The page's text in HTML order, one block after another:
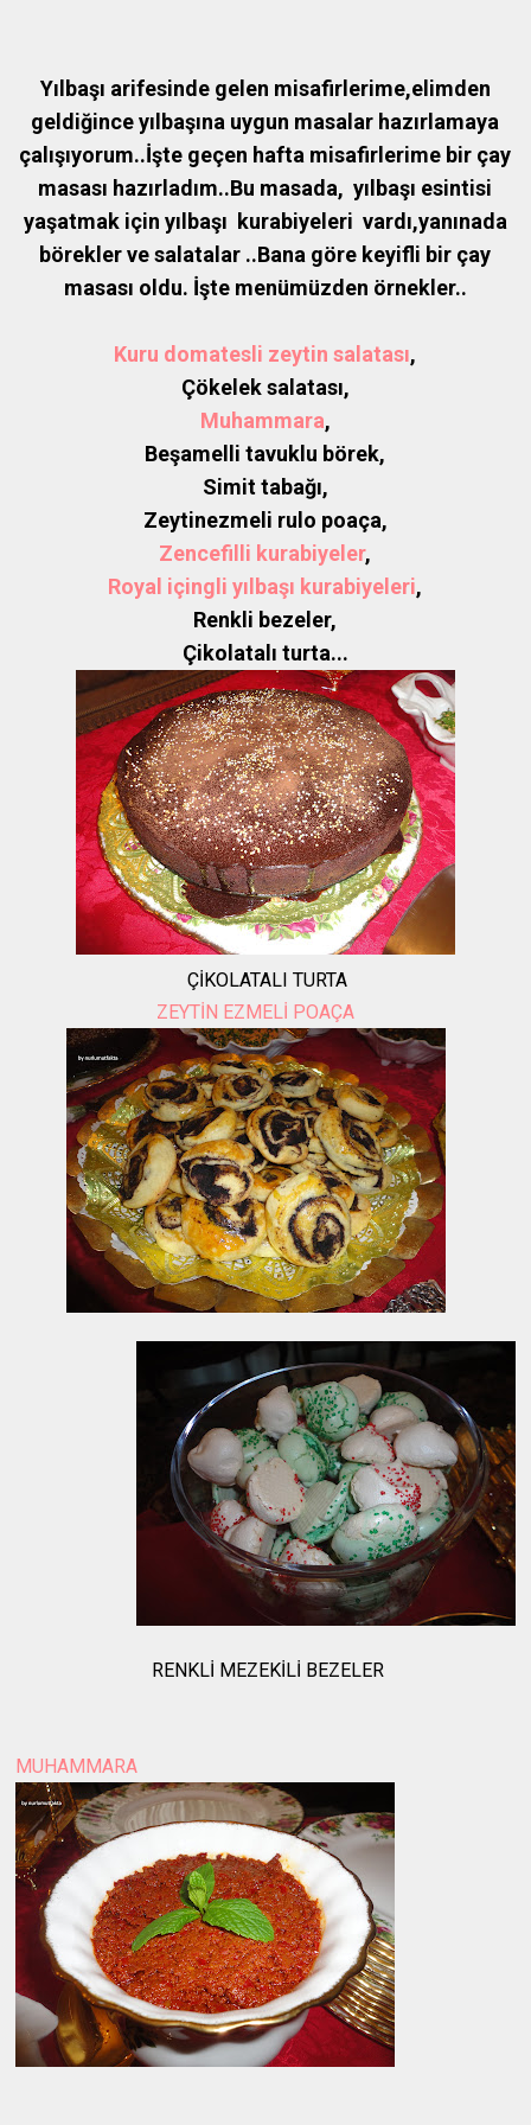
Yılbaşı arifesinde gelen misafirlerime,elimden
geldiğince yılbaşına uygun masalar hazırlamaya
çalışıyorum..İşte geçen hafta misafirlerime bir çay
masası hazırladım..Bu masada, yılbaşı esintisi
yaşatmak için yılbaşı kurabiyeleri vardı,yanınada
börekler ve salatalar ..Bana göre keyifli bir çay
masası oldu. İşte menümüzden örnekler..
Kuru domatesli zeytin salatası,
Çökelek salatası,
Muhammara,
Beşamelli tavuklu börek,
Simit tabağı,
Zeytinezmeli rulo poaça,
Zencefilli kurabiyeler,
Royal içingli yılbaşı kurabiyeleri,
Renkli bezeler,
Çikolatalı turta...
ÇİKOLATALI TURTA
ZEYTİN EZMELİ POAÇA
RENKLİ MEZEKİLİ BEZELER
MUHAMMARA